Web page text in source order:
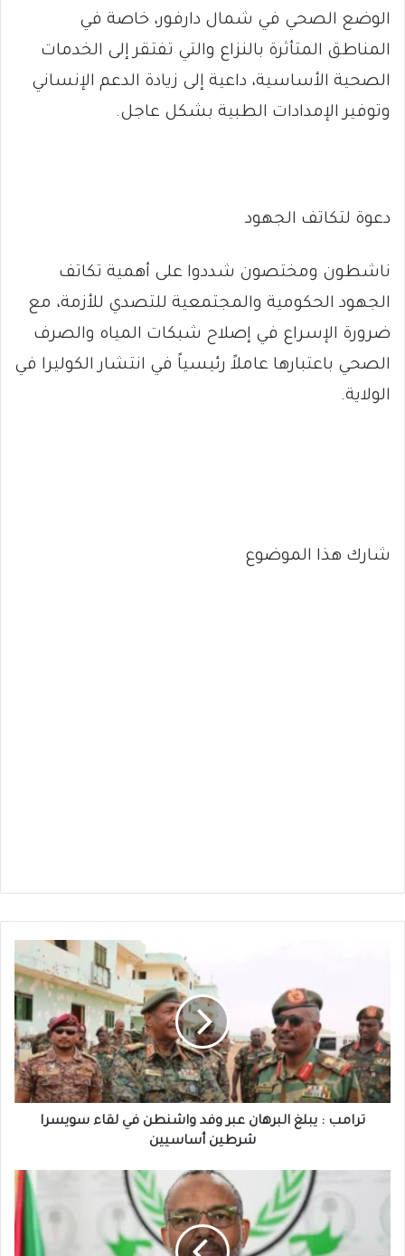
الوضع الصحي في شمال دارفور، خاصة في
المناطق المتأثرة بالنزاع والتي تفتقر إلى الخدمات
الصحية الأساسية، داعية إلى زيادة الدعم الإنساني
وتوفير الإمدادات الطبية بشكل عاجل.
دعوة لتكاتف الجهود
ناشطون ومختصون شددوا على أهمية تكاتف
الجهود الحكومية والمجتمعية للتصدي للأزمة، مع
ضرورة الإسراع في إصلاح شبكات المياه والصرف
الصحي باعتبارها عاملاً رئيسياً في انتشار الكوليرا في
الولاية.
شارك هذا الموضوع
البرهان
عبر
وفد
واشنطن
في
لقاء
سويسراترامب : يبلغ البرهان عبر وفد واشنطن في لقاء سويسرا
شرطين أساسيين